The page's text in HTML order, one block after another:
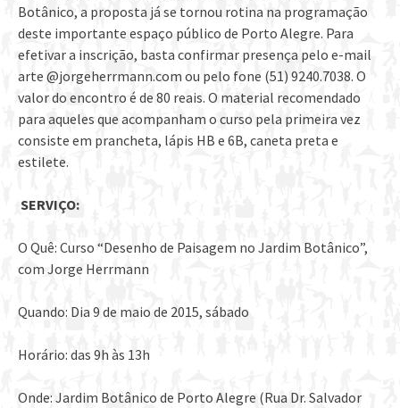
Botânico, a proposta já se tornou rotina na programação
deste importante espaço público de Porto Alegre. Para
efetivar a inscrição, basta confirmar presença pelo e-mail
arte @jorgeherrmann.com ou pelo fone (51) 9240.7038. O
valor do encontro é de 80 reais. O material recomendado
para aqueles que acompanham o curso pela primeira vez
consiste em prancheta, lápis HB e 6B, caneta preta e
estilete.
SERVIÇO:
O Quê: Curso “Desenho de Paisagem no Jardim Botânico”,
com Jorge Herrmann
Quando: Dia 9 de maio de 2015, sábado
Horário: das 9h às 13h
Onde: Jardim Botânico de Porto Alegre (Rua Dr. Salvador